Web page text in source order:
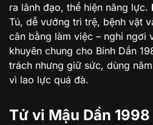
ra lãnh đạo, thể hiện năng lực.
Tú, dễ vướng trì trệ, bệnh vặt
cân bằng làm việc – nghỉ ngơi
khuyên chung cho Bính Dần
trách nhưng giữ sức, dùng
vì lao lực quá đà.
Tử vi Mậu Dần